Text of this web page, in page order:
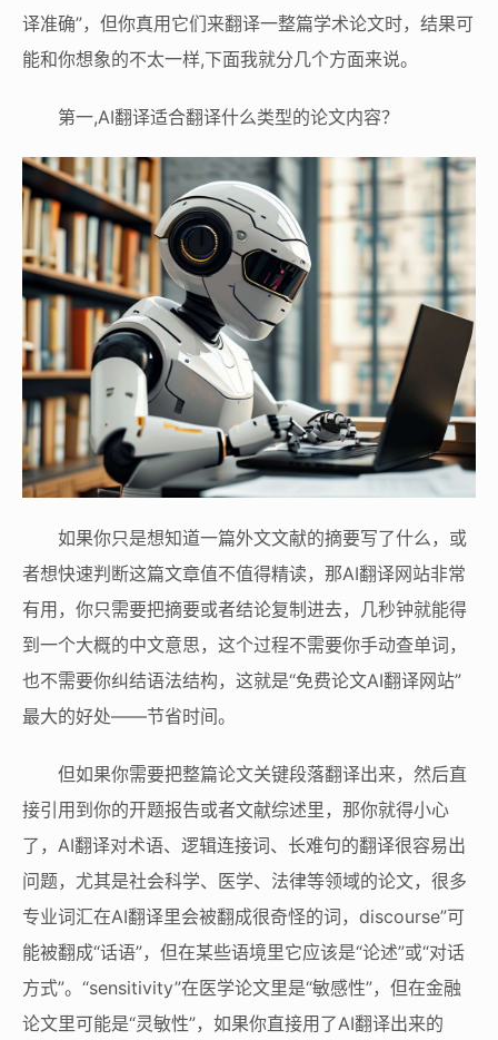
译准确”，但你真用它们来翻译一整篇学术论文时，结果可
能和你想象的不太一样,下面我就分几个方面来说。
第一,AI翻译适合翻译什么类型的论文内容？
如果你只是想知道一篇外文文献的摘要写了什么，或
者想快速判断这篇文章值不值得精读，那AI翻译网站非常
有用，你只需要把摘要或者结论复制进去，几秒钟就能得
到一个大概的中文意思，这个过程不需要你手动查单词，
也不需要你纠结语法结构，这就是“免费论文AI翻译网站”
最大的好处——节省时间。
但如果你需要把整篇论文关键段落翻译出来，然后直
接引用到你的开题报告或者文献综述里，那你就得小心
了，AI翻译对术语、逻辑连接词、长难句的翻译很容易出
问题，尤其是社会科学、医学、法律等领域的论文，很多
专业词汇在AI翻译里会被翻成很奇怪的词，discourse”可
能被翻成“话语”，但在某些语境里它应该是“论述”或“对话
方式”。“sensitivity”在医学论文里是“敏感性”，但在金融
论文里可能是“灵敏性”，如果你直接用了AI翻译出来的